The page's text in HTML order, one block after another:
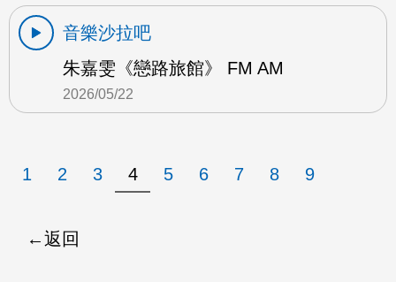
音樂沙拉吧
朱嘉雯《戀路旅館》 FM AM
2026/05/22
1 2 3 4 5 6 7 8 9
返回